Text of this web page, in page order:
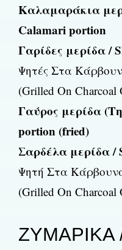
Καλαμαράκια
Calamari portion
Γαρίδες μερίδα /
Ψητές Στα
(Grilled On Charcoal
Γαύρος μερίδα
portion (fried)
Σαρδέλα μερίδα /
Ψητή Στα
(Grilled On Charcoal
ΖΥΜΑΡΙΚΑ